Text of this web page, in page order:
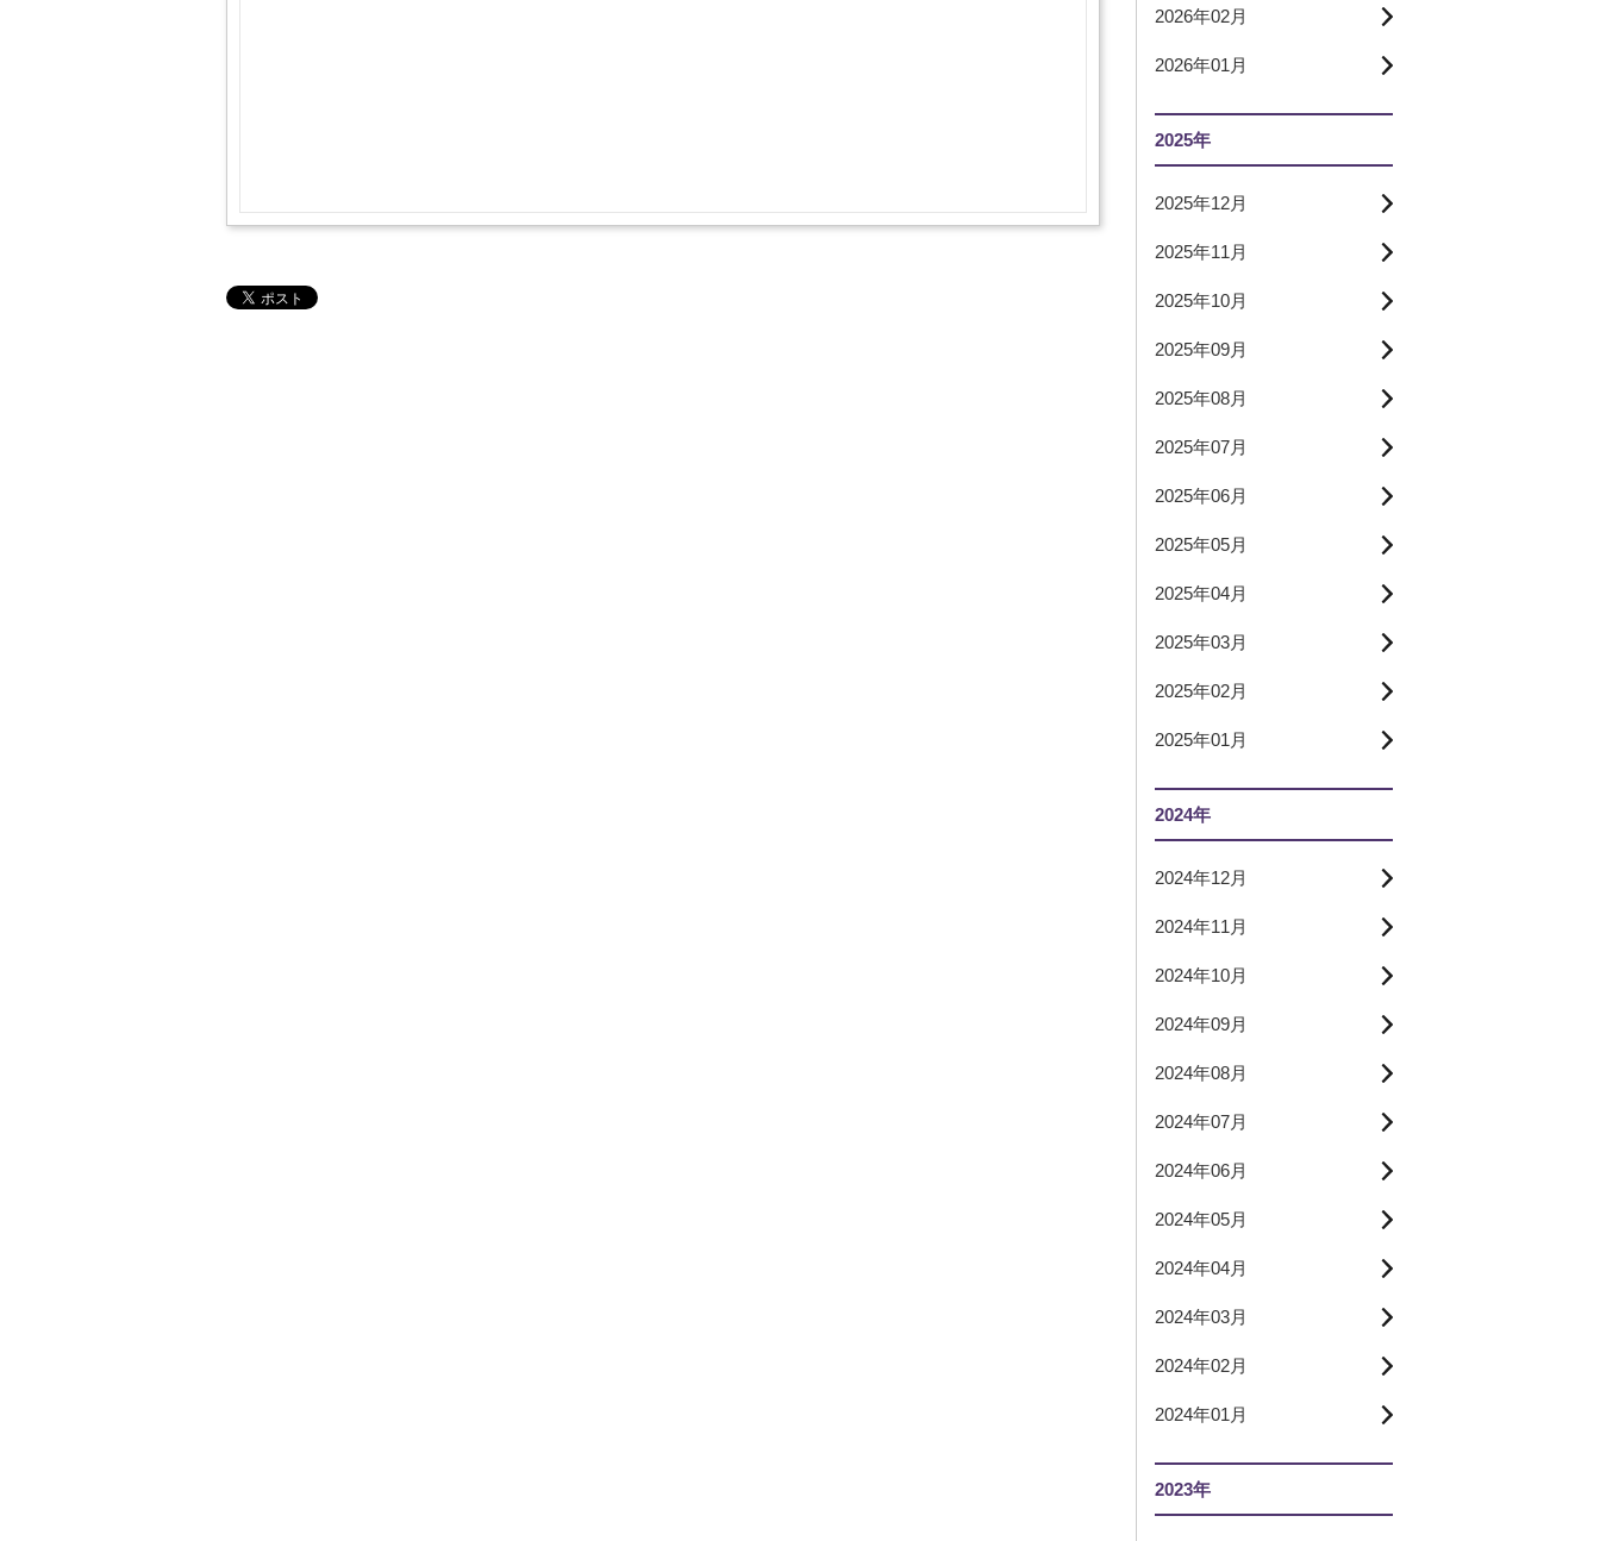
2026年02月
2026年01月
2025年
2025年12月
2025年11月
2025年10月
2025年09月
2025年08月
2025年07月
2025年06月
2025年05月
2025年04月
2025年03月
2025年02月
2025年01月
2024年
2024年12月
2024年11月
2024年10月
2024年09月
2024年08月
2024年07月
2024年06月
2024年05月
2024年04月
2024年03月
2024年02月
2024年01月
2023年